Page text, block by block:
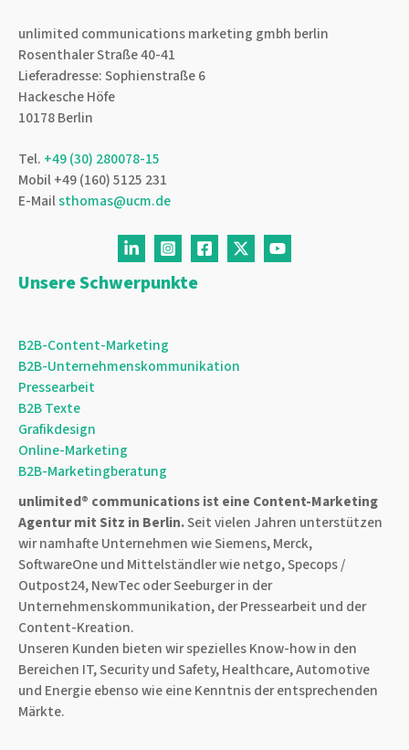
unlimited communications marketing gmbh berlin
Rosenthaler Straße 40-41
Lieferadresse: Sophienstraße 6
Hackesche Höfe
10178 Berlin
Tel. +49 (30) 280078-15
Mobil +49 (160) 5125 231
E-Mailsthomas@ucm.de
Unsere Schwerpunkte
B2B-Content-Marketing
B2B-Unternehmenskommunikation
Pressearbeit
B2B Texte
Grafikdesign
Online-Marketing
B2B-Marketingberatung
unlimited® communications ist eine Content-Marketing
Agenturmit Sitz in Berlin.Seit vielen Jahren unterstützen
wir namhafte Unternehmen wie Siemens, Merck,
SoftwareOne und Mittelständler wie netgo, Specops /
Outpost24, NewTec oder Seeburger in der
Unternehmenskommunikation, der Pressearbeit und der
Content-Kreation.
Unseren Kunden bieten wir spezielles Know-how in den
Bereichen IT, Security und Safety, Healthcare, Automotive
und Energie ebenso wie eine Kenntnis der entsprechenden
Märkte.